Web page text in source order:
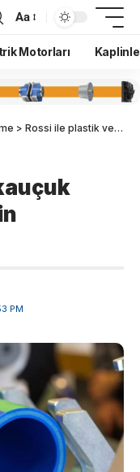
Aa
Motorları
> Rossi ile plastik ve kauçuk işleme endüstrisi için inovasyon
PM